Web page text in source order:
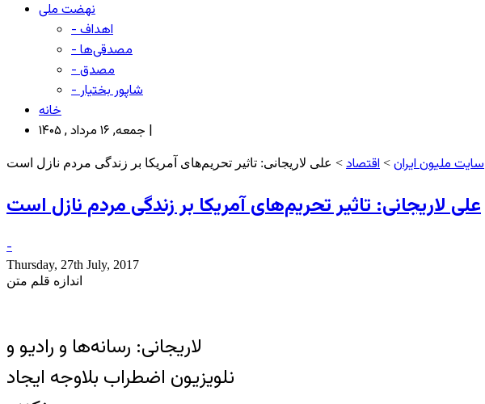
نهضت ملی
- اهداف
- مصدقی‌ها
- مصدق
- شاپور بختیار
خانه
جمعه, ۱۶ مرداد , ۱۴۰۵ |
سایت ملیون ایران > اقتصاد > علی لاریجانی: تاثیر تحریم‌های آمریکا بر زندگی مردم نازل است
علی لاریجانی: تاثیر تحریم‌های آمریکا بر زندگی مردم نازل است
-
Thursday, 27th July, 2017
اندازه قلم متن
لاریجانی: رسانه‌ها و رادیو و
نلویزیون اضطراب بلاوجه ایجاد